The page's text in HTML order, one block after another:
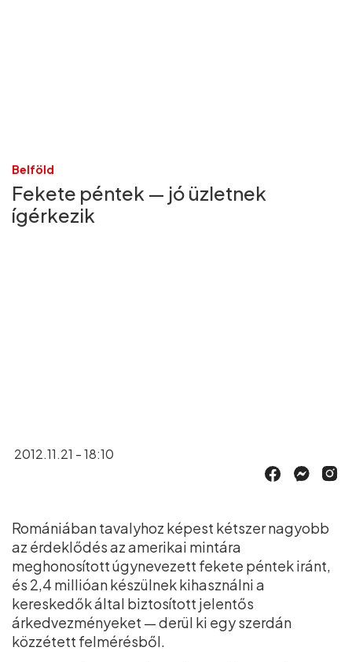
Belföld
Fekete péntek — jó üzletnek
ígérkezik
2012.11.21 - 18:10
Romániában tavalyhoz képest kétszer nagyobb
az érdeklődés az amerikai mintára
meghonosított úgynevezett fekete péntek iránt,
és 2,4 millióan készülnek kihasználni a
kereskedők által biztosított jelentős
árkedvezményeket — derül ki egy szerdán
közzétett felmérésből.